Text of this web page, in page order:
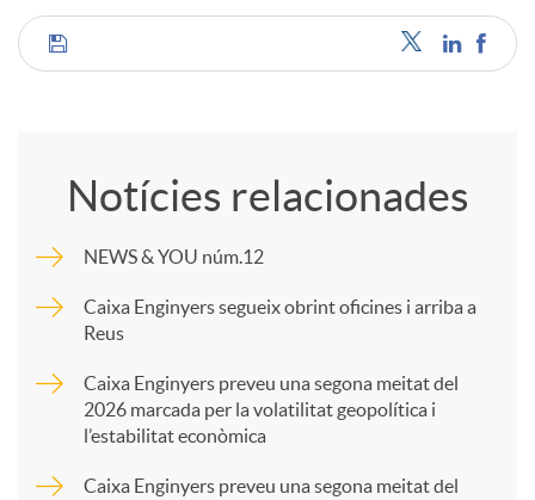
C
m
p
a
Notícies relacionades
NEWS & YOU núm.12
Caixa Enginyers segueix obrint oficines i arriba a
Reus
Caixa Enginyers preveu una segona meitat del
2026 marcada per la volatilitat geopolítica i
l’estabilitat econòmica
Caixa Enginyers preveu una segona meitat del